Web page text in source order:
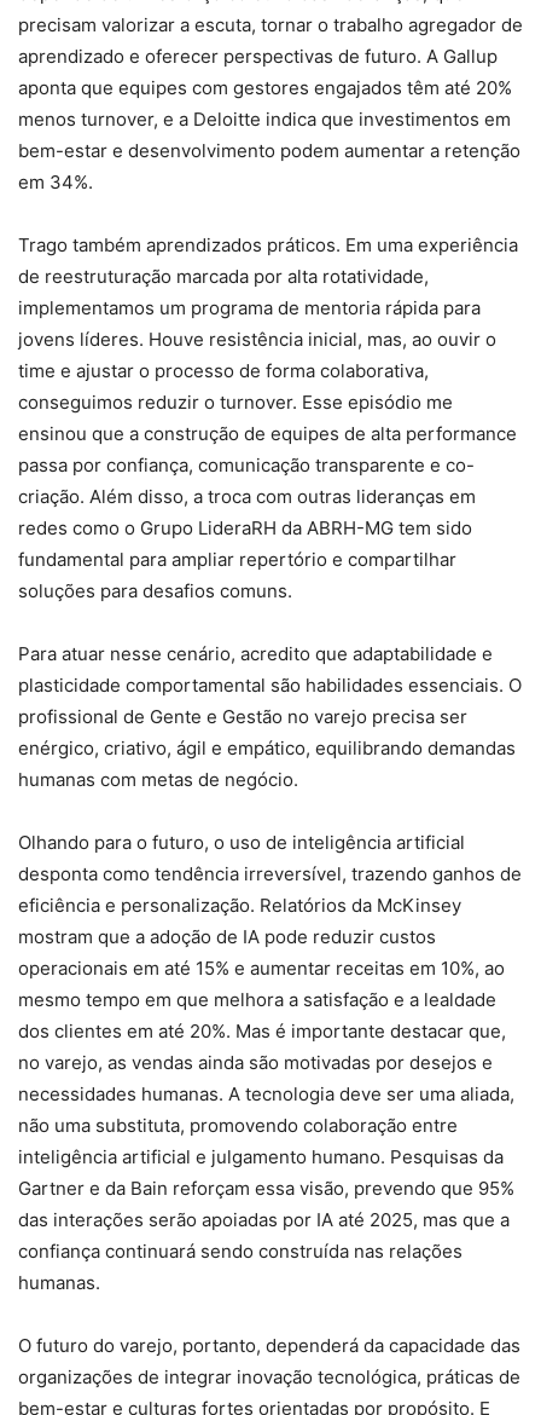
precisam valorizar a escuta, tornar o trabalho agregador de
aprendizado e oferecer perspectivas de futuro. A Gallup
aponta que equipes com gestores engajados têm até 20%
menos turnover, e a Deloitte indica que investimentos em
bem-estar e desenvolvimento podem aumentar a retenção
em 34%.
Trago também aprendizados práticos. Em uma experiência
de reestruturação marcada por alta rotatividade,
implementamos um programa de mentoria rápida para
jovens líderes. Houve resistência inicial, mas, ao ouvir o
time e ajustar o processo de forma colaborativa,
conseguimos reduzir o turnover. Esse episódio me
ensinou que a construção de equipes de alta performance
passa por confiança, comunicação transparente e co-
criação. Além disso, a troca com outras lideranças em
redes como o Grupo LideraRH da ABRH-MG tem sido
fundamental para ampliar repertório e compartilhar
soluções para desafios comuns.
Para atuar nesse cenário, acredito que adaptabilidade e
plasticidade comportamental são habilidades essenciais. O
profissional de Gente e Gestão no varejo precisa ser
enérgico, criativo, ágil e empático, equilibrando demandas
humanas com metas de negócio.
Olhando para o futuro, o uso de inteligência artificial
desponta como tendência irreversível, trazendo ganhos de
eficiência e personalização. Relatórios da McKinsey
mostram que a adoção de IA pode reduzir custos
operacionais em até 15% e aumentar receitas em 10%, ao
mesmo tempo em que melhora a satisfação e a lealdade
dos clientes em até 20%. Mas é importante destacar que,
no varejo, as vendas ainda são motivadas por desejos e
necessidades humanas. A tecnologia deve ser uma aliada,
não uma substituta, promovendo colaboração entre
inteligência artificial e julgamento humano. Pesquisas da
Gartner e da Bain reforçam essa visão, prevendo que 95%
das interações serão apoiadas por IA até 2025, mas que a
confiança continuará sendo construída nas relações
humanas.
O futuro do varejo, portanto, dependerá da capacidade das
organizações de integrar inovação tecnológica, práticas de
bem-estar e culturas fortes orientadas por propósito. E